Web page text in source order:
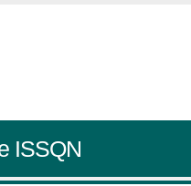
ISSQN